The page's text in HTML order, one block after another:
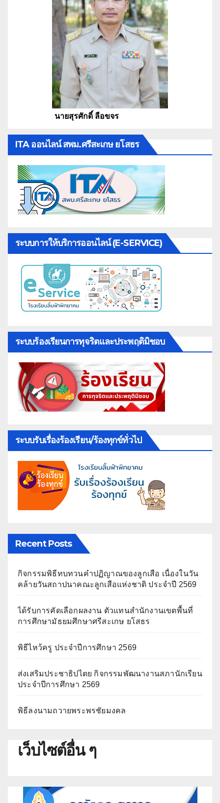
นายสุรศักดิ์ ลือขจร
ITA ออนไลน์ สพม.ศรีสะเกษ ยโสธร
ระบบการให้บริการออนไลน์ (E-SERVICE)
ระบบร้องเรียนการทุจริตและประพฤติมิชอบ
ระบบรับเรื่องร้องเรียน/ร้องทุกข์ทั่วไป
Recent Posts
กิจกรรมพิธีทบทวนคำปฏิญาณของลูกเสือ เนื่องในวัน
คล้ายวันสถาปนาคณะลูกเสือแห่งชาติ ประจำปี 2569
ได้รับการคัดเลือกผลงาน ตัวแทนสำนักงานเขตพื้นที่
การศึกษามัธยมศึกษาศรีสะเกษ ยโสธร
พิธีไหว้ครู ประจำปีการศึกษา 2569
ส่งเสริมประชาธิปไตย กิจกรรมพัฒนางานสภานักเรียน
ประจำปีการศึกษา 2569
พิธีลงนามถวายพระพรชัยมงคล
เว็บไซต์อื่น ๆ